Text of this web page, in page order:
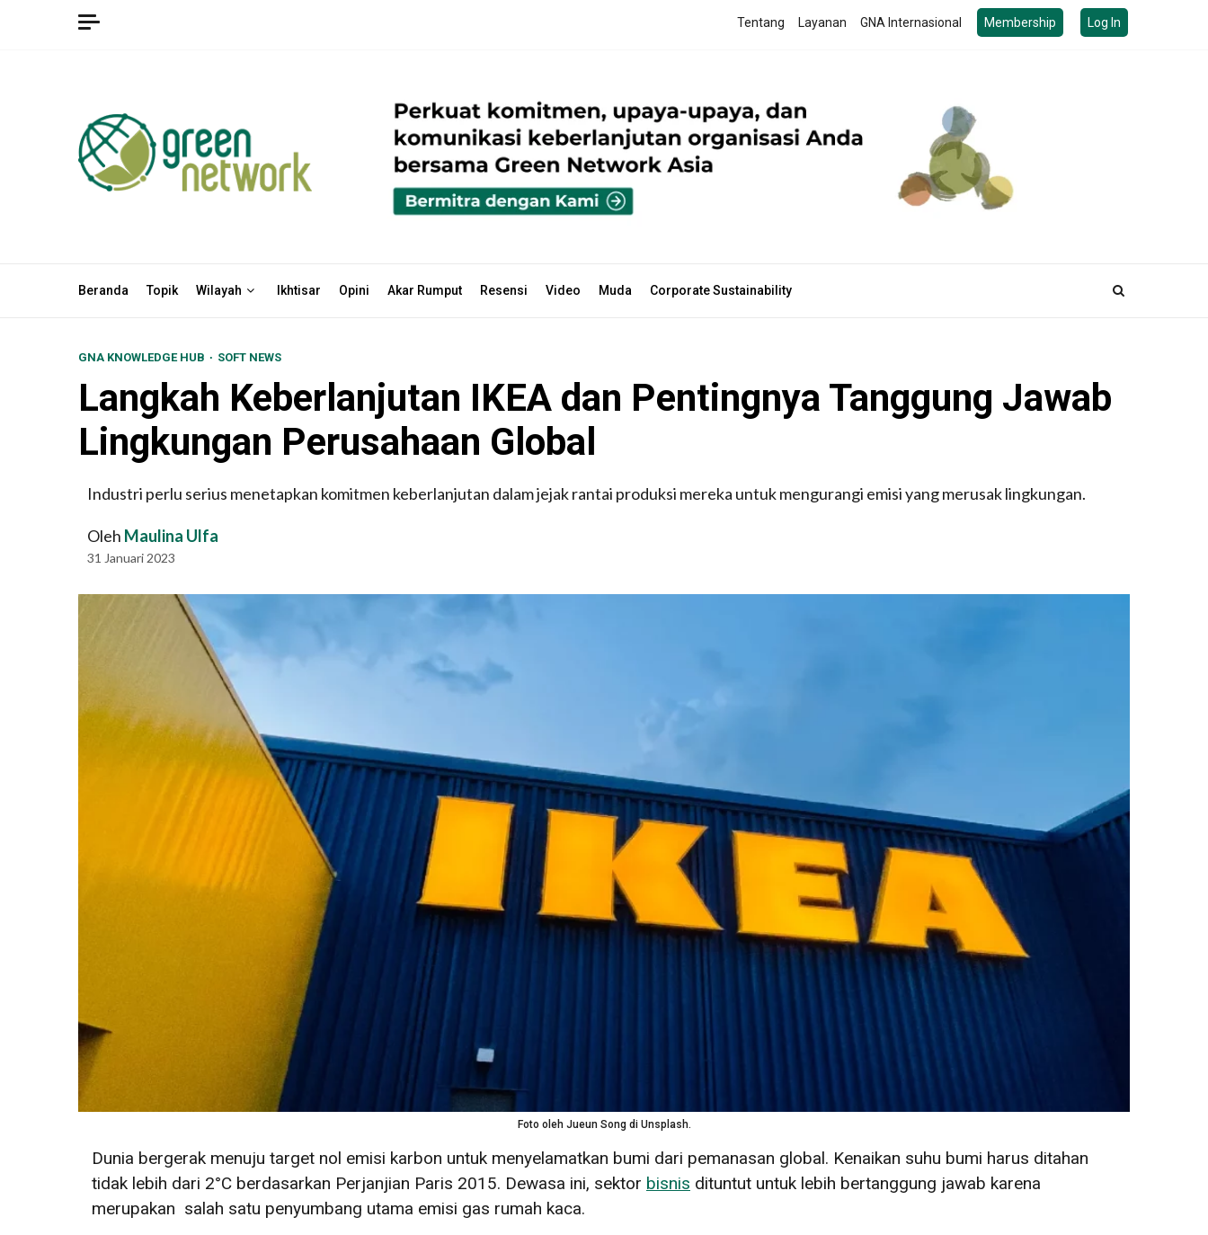
Tentang Layanan GNA Internasional Membership Log In
Beranda Topik Wilayah Ikhtisar Opini Akar Rumput Resensi Video Muda Corporate Sustainability
GNA KNOWLEDGE HUB SOFT NEWS
Langkah Keberlanjutan IKEA dan Pentingnya Tanggung Jawab
Lingkungan Perusahaan Global
Industri perlu serius menetapkan komitmen keberlanjutan dalam jejak rantai produksi mereka untuk mengurangi emisi yang merusak lingkungan.
Oleh Maulina Ulfa
31 Januari 2023
Foto oleh Jueun Song di Unsplash.
Dunia bergerak menuju target nol emisi karbon untuk menyelamatkan bumi dari pemanasan global. Kenaikan suhu bumi harus ditahan
tidak lebih dari 2°C berdasarkan Perjanjian Paris 2015. Dewasa ini, sektor bisnis dituntut untuk lebih bertanggung jawab karena
merupakan salah satu penyumbang utama emisi gas rumah kaca.